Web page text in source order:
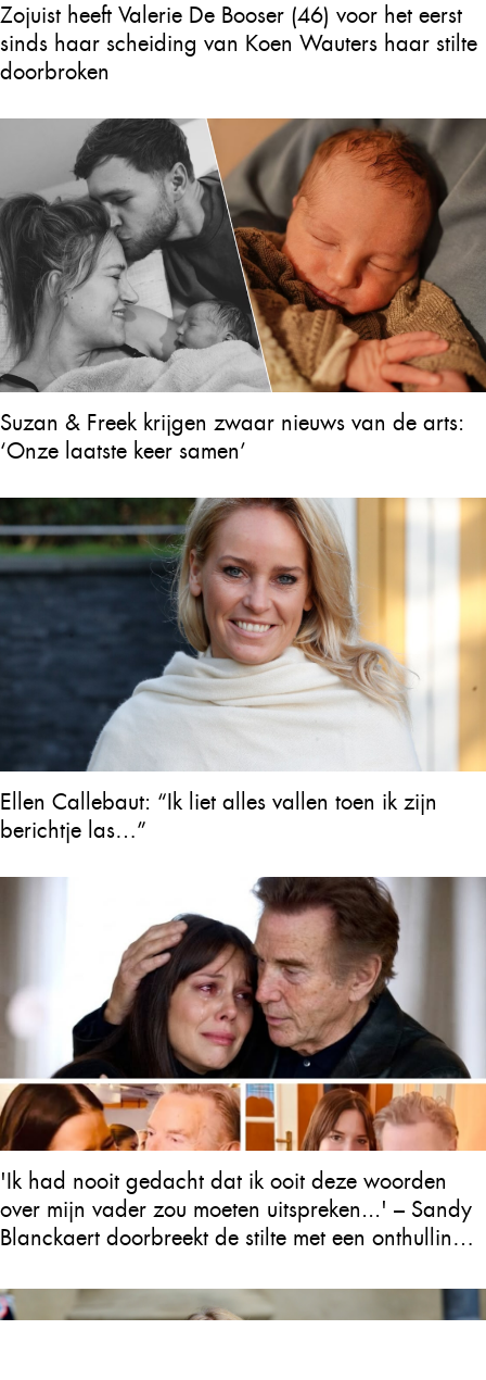
Zojuist heeft Valerie De Booser (46) voor het eerst
sinds haar scheiding van Koen Wauters haar stilte
doorbroken
Suzan & Freek krijgen zwaar nieuws van de arts:
‘Onze laatste keer samen’
Ellen Callebaut: “Ik liet alles vallen toen ik zijn
berichtje las…”
'Ik had nooit gedacht dat ik ooit deze woorden
over mijn vader zou moeten uitspreken...' – Sandy
Blanckaert doorbreekt de stilte met een onthulling
achterlaat